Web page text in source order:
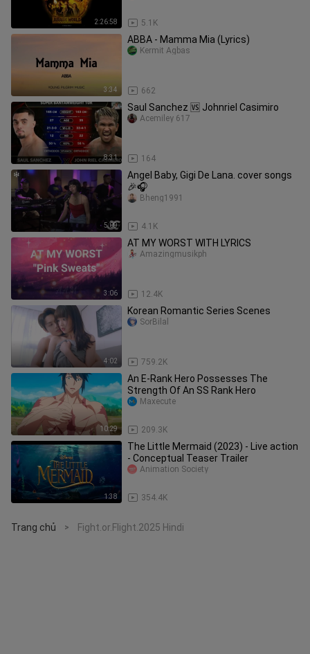
2:26:58 5.1K
3:34
ABBA - Mamma Mia (Lyrics)
662
Kermit Agbas
8:31
Saul Sanchez 🆚 Johnriel Casimiro
164
Acemiley 617
5:09
Angel Baby, Gigi De Lana. cover songs
🎉🎧
4.1K
Bheng1991
3:06
AT MY WORST WITH LYRICS
12.4K
Amazingmusikph
4:02
Korean Romantic Series Scenes
759.2K
SorBilal
10:29
An E-Rank Hero Possesses The
Strength Of An SS Rank Hero
209.3K
Maxecute
1:38
The Little Mermaid (2023) - Live action
- Conceptual Teaser Trailer
354.4K
Animation Society
Trang chủ > Fight.or.Flight.2025 Hindi